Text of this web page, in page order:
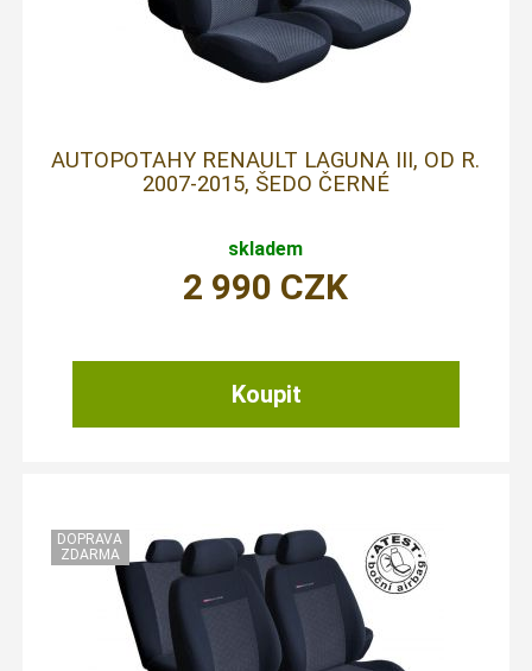
AUTOPOTAHY RENAULT LAGUNA III, OD R.
2007-2015, ŠEDO ČERNÉ
skladem
2 990 CZK